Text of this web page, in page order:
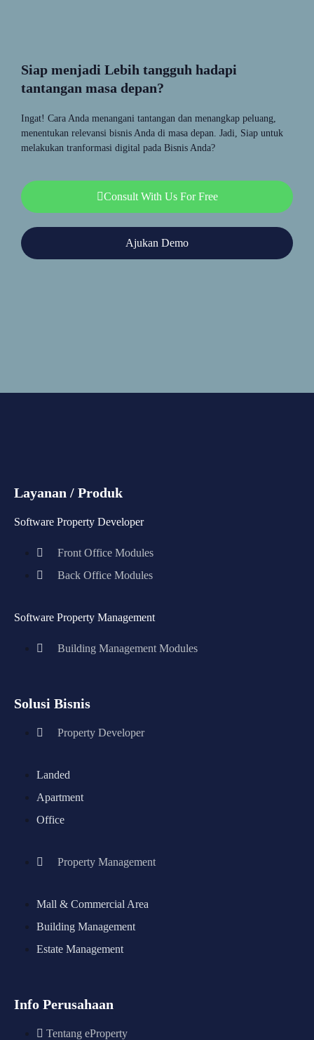
Siap menjadi Lebih tangguh hadapi
tantangan masa depan?
Ingat! Cara Anda menangani tantangan dan menangkap peluang,
menentukan relevansi bisnis Anda di masa depan. Jadi, Siap untuk
melakukan tranformasi digital pada Bisnis Anda?
Consult With Us For Free
Ajukan Demo
Layanan / Produk
Software Property Developer
Front Office Modules
Back Office Modules
Software Property Management
Building Management Modules
Solusi Bisnis
Property Developer
Landed
Apartment
Office
Property Management
Mall & Commercial Area
Building Management
Estate Management
Info Perusahaan
Tentang eProperty